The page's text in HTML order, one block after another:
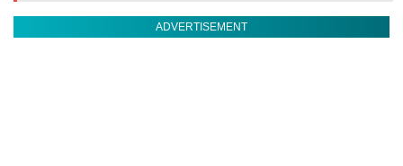
ADVERTISEMENT